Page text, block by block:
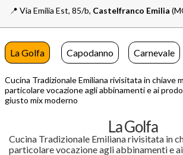
📍️ Via Emilia Est, 85/b, Castelfranco Emilia
La Golfa Capodanno Carnevale
Cucina Tradizionale Emiliana rivisitata in chiave
particolare vocazione agli abbinamenti e ai
giusto mix moderno
La Golfa
Cucina Tradizionale Emiliana rivisitata in
particolare vocazione agli abbinamenti e